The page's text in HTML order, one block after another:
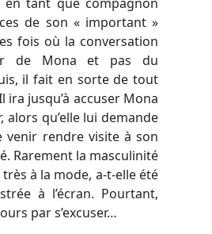
de son « important »
fois où la conversation
de Mona et pas du
il fait en sorte de tout
ira jusqu’à accuser Mona
alors qu’elle lui demande
venir rendre visite à son
Rarement la masculinité
à la mode, a-t-elle été
à l’écran. Pourtant,
par s’excuser…